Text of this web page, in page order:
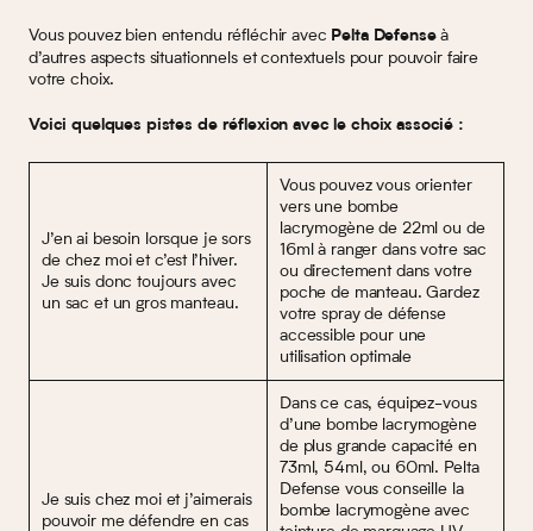
Vous pouvez bien entendu réfléchir avec Pelta Defenseà
d’autres aspects situationnels et contextuels pour pouvoir faire
votre choix.
Voici quelques pistes de réflexion avec le choix associé :
J’en ai besoin lorsque je sors
de chez moi et c’est l’hiver.
Je suis donc toujours avec
un sac et un gros manteau.
Vous pouvez vous orienter
vers une bombe
lacrymogène de 22ml ou de
16ml à ranger dans votre sac
ou directement dans votre
poche de manteau. Gardez
votre spray de défense
accessible pour une
utilisation optimale
Je suis chez moi et j’aimerais
pouvoir me défendre en cas
Dans ce cas, équipez-vous
d’une bombe lacrymogène
de plus grande capacité en
73ml, 54ml, ou 60ml. Pelta
Defense vous conseille la
bombe lacrymogène avec